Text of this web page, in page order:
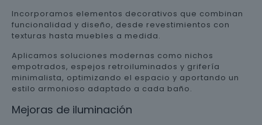
Incorporamos elementos decorativos que combinan
funcionalidad y diseño, desde revestimientos con
texturas hasta muebles a medida.
Aplicamos soluciones modernas como nichos
empotrados, espejos retroiluminados y grifería
minimalista, optimizando el espacio y aportando un
estilo armonioso adaptado a cada baño.
Mejoras de iluminación